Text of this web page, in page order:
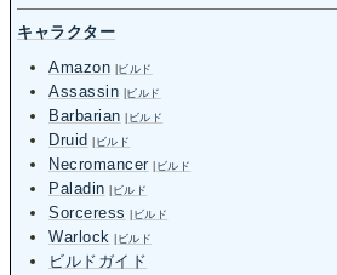
キャラクター
Amazon
ビルド
Assassin ビルド
Barbarian ビルド
Druid ビルド
Necromancer ビルド
Paladin ビルド
Sorceress ビルド
Warlock ビルド
ビルドガイド